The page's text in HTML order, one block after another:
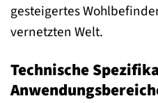
gesteigertes
vernetzten Welt.
Technische